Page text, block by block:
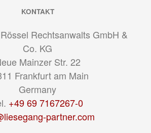
KONTAKT
Rechtsanwalts GmbH &
Co. KG
Mainzer Str. 22
Frankfurt am Main
Germany
+49 69 7167267-0
partner.com